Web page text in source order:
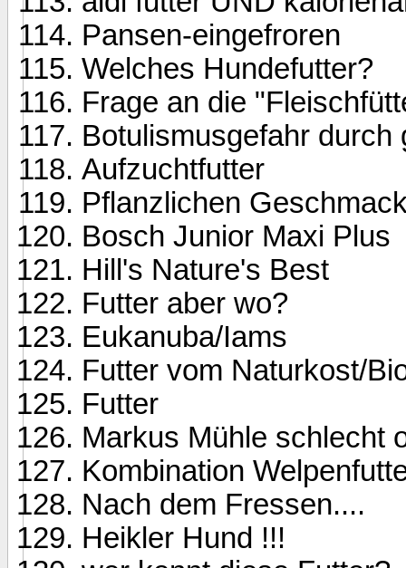
Pansen-eingefroren
Welches Hundefutter?
Frage an die
Botulismusgefahr durch
Aufzuchtfutter
Pflanzlichen
Bosch Junior Maxi Plus
Hill's Nature's Best
Futter aber wo?
Eukanuba/Iams
Futter vom Naturkost/
Futter
Markus Mühle schlecht
Kombination
Nach dem Fressen....
Heikler Hund !!!